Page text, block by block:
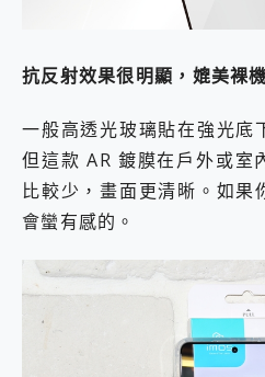
抗反射效果很明顯，媲美裸
一般高透光玻璃貼在強光底
但這款 AR 鍍膜在戶外或室
比較少，畫面更清晰。如果
會蠻有感的。